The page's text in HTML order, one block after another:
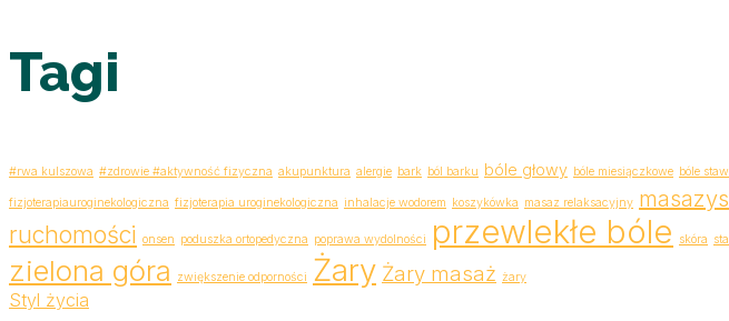
Tagi
#rwa kulszowa #zdrowie #aktywność fizyczna akupunktura alergie bark ból barku bóle głowy bóle miesiączkowe bóle
fizjoterapiauroginekologiczna fizjoterapia uroginekologiczna inhalacje wodorem koszykówka masaz relaksacyjny
ruchomości onsen poduszka ortopedyczna poprawa wydolności przewlekłe bóle skóra
zielona góra zwiększenie odporności Żary Żary masaż żary
Styl życia